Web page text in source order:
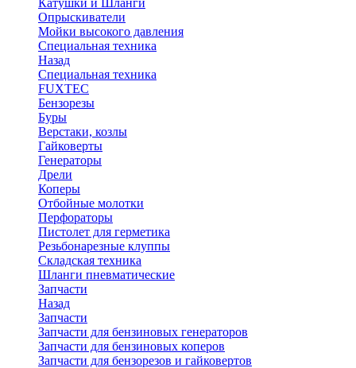
Катушки и Шланги
Опрыскиватели
Мойки высокого давления
Специальная техника
Назад
Специальная техника
FUXTEC
Бензорезы
Буры
Верстаки, козлы
Гайковерты
Генераторы
Дрели
Коперы
Отбойные молотки
Перфораторы
Пистолет для герметика
Резьбонарезные клуппы
Складская техника
Шланги пневматические
Запчасти
Назад
Запчасти
Запчасти для бензиновых генераторов
Запчасти для бензиновых коперов
Запчасти для бензорезов и гайковертов